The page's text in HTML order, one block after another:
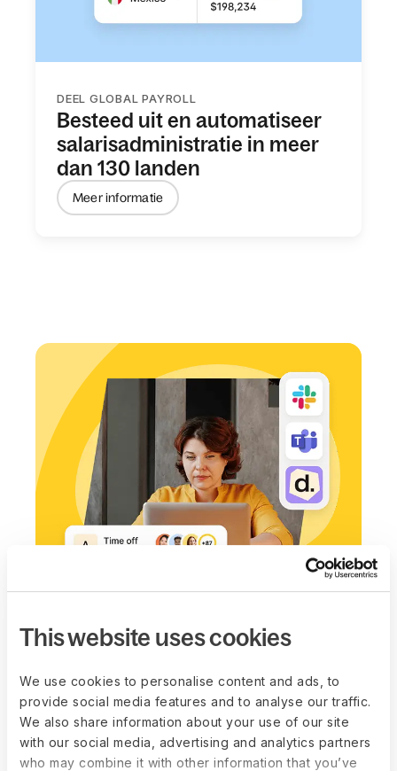
This website uses cookies
We use cookies to personalise content and ads, to
provide social media features and to analyse our traffic.
We also share information about your use of our site
with our social media, advertising and analytics partners
who may combine it with other information that you’ve
DEEL GLOBAL PAYROLL
Besteed uit en automatiseer
salarisadministratie in meer
dan 130 landen
Meer informatie
taken uit in Slack &
Teams met de Deel-